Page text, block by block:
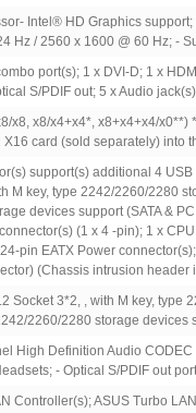
Intel® HD Graphics
Hz / 2560 x 1600 @ 60 Hz; -
port(s); 1 x DVI-D; 1 x
S/PDIF out; 5 x Audio
x8, x8/x4+x4*, x8+x4+x4/
card (sold separately) into
support(s) additional 4
M key, type 2242/2260/2280
devices support (SATA &
(1 x 4 -pin); 1 x
pin EATX Power
(Chassis intrusion
Socket 3*2, , with M key, type
2260/2280 storage devices
High Definition Audio
- Optical S/PDIF out
Controller(s); ASUS Turbo